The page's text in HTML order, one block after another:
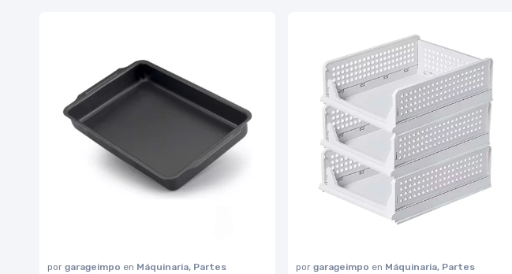
por garageimpo en Máquinaria, Partes
por garageimpo en Máquinaria, Partes